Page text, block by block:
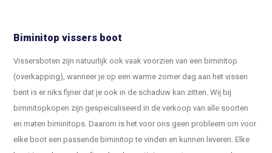
Biminitop vissers boot
Vissersboten zijn natuurlijk ook vaak voorzien van een biminitop
(overkapping), wanneer je op een warme zomer dag aan het vissen
bent is er niks fijner dat je ook in de schaduw kan zitten. Wij bij
biminitopkopen zijn gespeicaliseerd in de verkoop van alle soorten
en maten biminitops. Daarom is het voor ons geen probleem om voor
elke boot een passende biminitop te vinden en kunnen leveren. Elke